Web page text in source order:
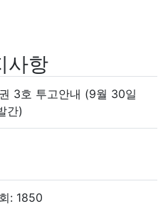
사항
3호 투고안내 (9월 30일
간)
: 1850